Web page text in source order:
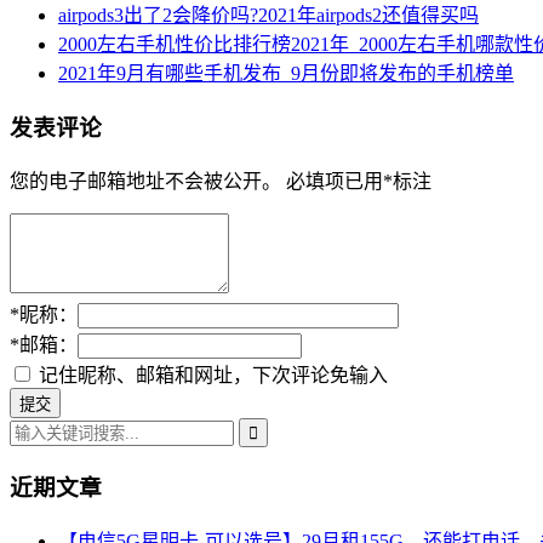
airpods3出了2会降价吗?2021年airpods2还值得买吗
2000左右手机性价比排行榜2021年_2000左右手机哪款性
2021年9月有哪些手机发布_9月份即将发布的手机榜单
发表评论
您的电子邮箱地址不会被公开。 必填项已用 *标注
*昵称：
*邮箱：
记住昵称、邮箱和网址，下次评论免输入
近期文章